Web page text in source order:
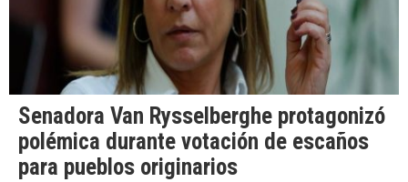
Senadora Van Rysselberghe protagonizó
polémica durante votación de escaños
para pueblos originarios